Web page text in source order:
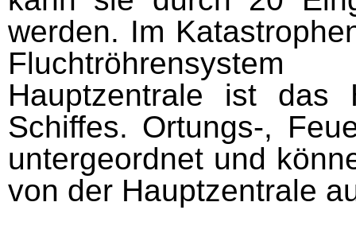
werden. Im
Hauptzentrale ist das
Schiffes. Ortungs-,
untergeordnet und
von der Hauptzentrale